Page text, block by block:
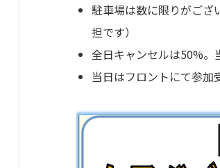
駐車場は数に限りがござ
担です）
全日キャンセルは50%。
当日はフロントにて参加